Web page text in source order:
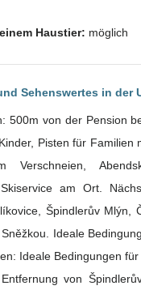
Haustier: möglich
Sehenswertes in der
500m von der Pension
Pisten für Familien
Verschneien,
am Ort.
Špindlerův Mlýn,
Ideale
Ideale Bedingungen
von